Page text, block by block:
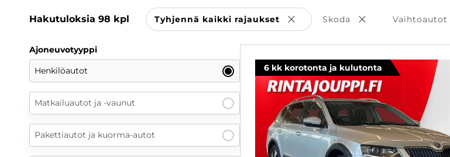
Hakutuloksia 98 kpl Tyhjennä kaikki rajaukset Poista valinta
Skoda Poista valinta
Vaihtoautot
Ajoneuvotyyppi
Henkilöautot
Matkailuautot ja -vaunut
Pakettiautot ja kuorma-autot
6 kk korotonta ja kulutonta